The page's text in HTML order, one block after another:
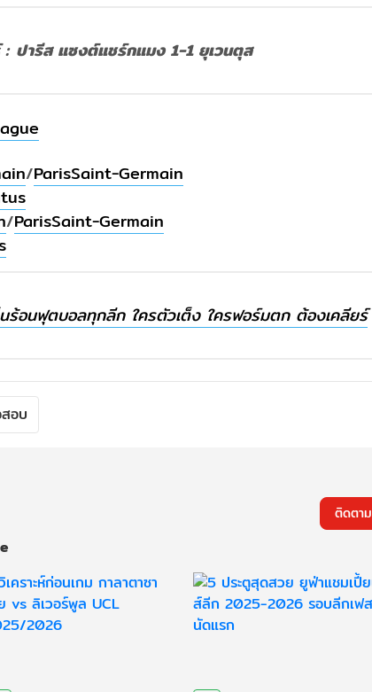
: ปารีส แซงต์แชร์กแมง 1-1 ยุเวนตุส
/ParisSaint-Germain
/ParisSaint-Germain
ร้อนฟุตบอลทุกลีก ใครตัวเต็ง ใครฟอร์มตก ต้องเคลียร์
อบ
ติดตาม